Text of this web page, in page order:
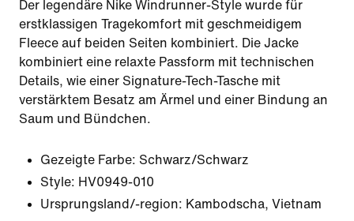
Der legendäre Nike Windrunner-Style wurde für
erstklassigen Tragekomfort mit geschmeidigem
Fleece auf beiden Seiten kombiniert. Die Jacke
kombiniert eine relaxte Passform mit technischen
Details, wie einer Signature-Tech-Tasche mit
verstärktem Besatz am Ärmel und einer Bindung an
Saum und Bündchen.
Gezeigte Farbe: Schwarz/Schwarz
Style: HV0949-010
Ursprungsland/-region: Kambodscha, Vietnam